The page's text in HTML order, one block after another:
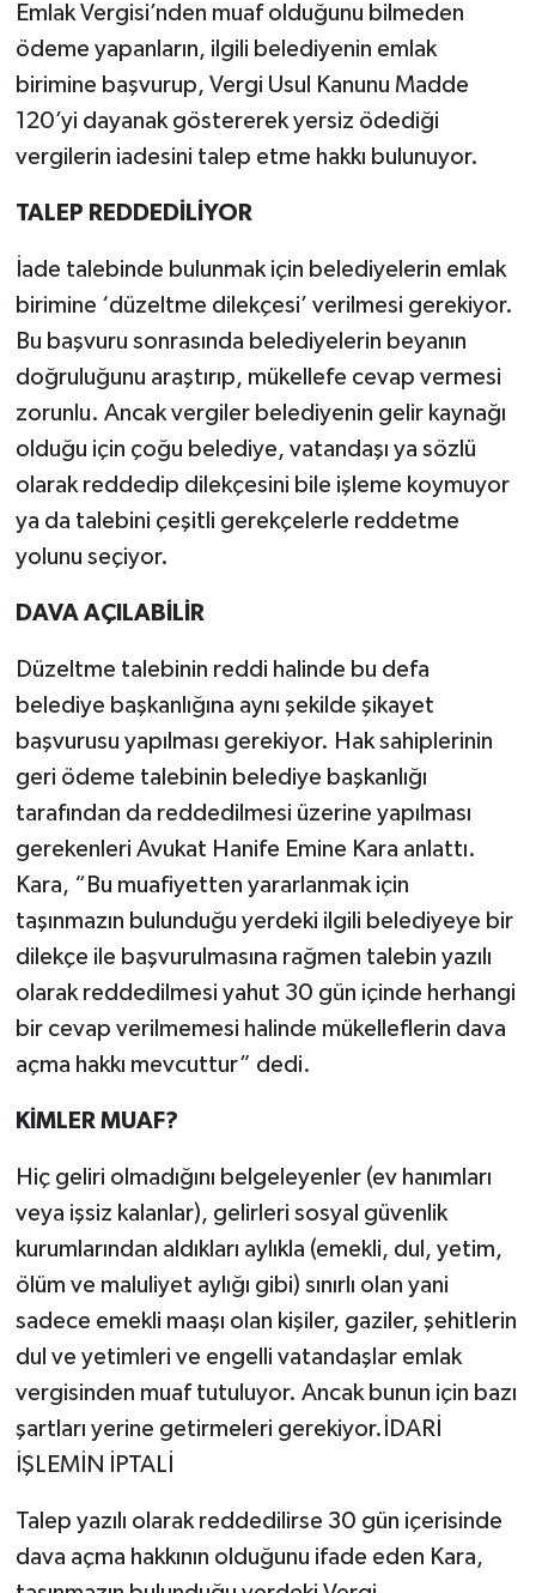
Emlak Vergisi’nden muaf olduğunu bilmeden
ödeme yapanların, ilgili belediyenin emlak
birimine başvurup, Vergi Usul Kanunu Madde
120’yi dayanak göstererek yersiz ödediği
vergilerin iadesini talep etme hakkı bulunuyor.
TALEP REDDEDİLİYOR
İade talebinde bulunmak için belediyelerin emlak
birimine ‘düzeltme dilekçesi’ verilmesi gerekiyor.
Bu başvuru sonrasında belediyelerin beyanın
doğruluğunu araştırıp, mükellefe cevap vermesi
zorunlu. Ancak vergiler belediyenin gelir kaynağı
olduğu için çoğu belediye, vatandaşı ya sözlü
olarak reddedip dilekçesini bile işleme koymuyor
ya da talebini çeşitli gerekçelerle reddetme
yolunu seçiyor.
DAVA AÇILABİLİR
Düzeltme talebinin reddi halinde bu defa
belediye başkanlığına aynı şekilde şikayet
başvurusu yapılması gerekiyor. Hak sahiplerinin
geri ödeme talebinin belediye başkanlığı
tarafından da reddedilmesi üzerine yapılması
gerekenleri Avukat Hanife Emine Kara anlattı.
Kara, “Bu muafiyetten yararlanmak için
taşınmazın bulunduğu yerdeki ilgili belediyeye bir
dilekçe ile başvurulmasına rağmen talebin yazılı
olarak reddedilmesi yahut 30 gün içinde herhangi
bir cevap verilmemesi halinde mükelleflerin dava
açma hakkı mevcuttur” dedi.
KİMLER MUAF?
Hiç geliri olmadığını belgeleyenler (ev hanımları
veya işsiz kalanlar), gelirleri sosyal güvenlik
kurumlarından aldıkları aylıkla (emekli, dul, yetim,
ölüm ve maluliyet aylığı gibi) sınırlı olan yani
sadece emekli maaşı olan kişiler, gaziler, şehitlerin
dul ve yetimleri ve engelli vatandaşlar emlak
vergisinden muaf tutuluyor. Ancak bunun için bazı
şartları yerine getirmeleri gerekiyor.İDARİ
İŞLEMİN İPTALİ
Talep yazılı olarak reddedilirse 30 gün içerisinde
dava açma hakkının olduğunu ifade eden Kara,